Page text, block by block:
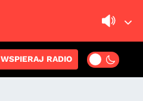
WSPIERAJ RADIO